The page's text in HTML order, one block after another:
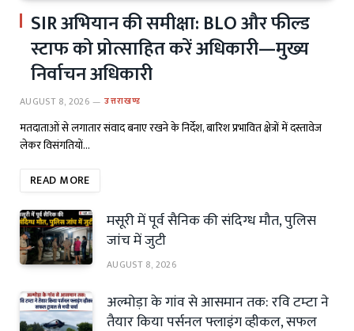
SIR अभियान की समीक्षा: BLO और फील्ड
स्टाफ को प्रोत्साहित करें अधिकारी—मुख्य
निर्वाचन अधिकारी
AUGUST 8, 2026 उत्तराखण्ड
मतदाताओं से लगातार संवाद बनाए रखने के निर्देश, बारिश प्रभावित क्षेत्रों में दस्तावेज
लेकर विसंगतियों…
READ MORE
मसूरी में पूर्व सैनिक की संदिग्ध मौत, पुलिस
जांच में जुटी
AUGUST 8, 2026
अल्मोड़ा के गांव से आसमान तक: रवि टम्टा ने
तैयार किया पर्सनल फ्लाइंग व्हीकल, सफल